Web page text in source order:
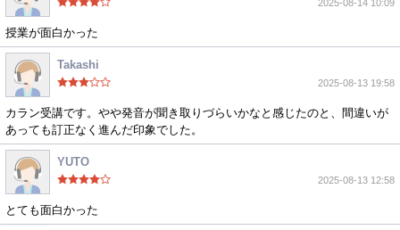
2025-08-14 10:09
授業が面白かった
Takashi
2025-08-13 19:58
カラン受講です。やや発音が聞き取りづらいかなと感じたのと、間違いが
あっても訂正なく進んだ印象でした。
YUTO
2025-08-13 12:58
とても面白かった